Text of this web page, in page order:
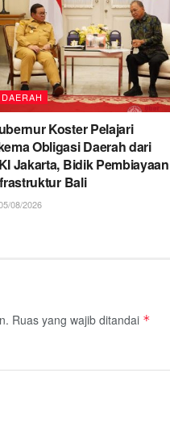
DAERAH
Koster Pelajari
Obligasi Daerah dari
Jakarta, Bidik Pembiayaan
Bali
08/2026
Ruas yang wajib ditandai *